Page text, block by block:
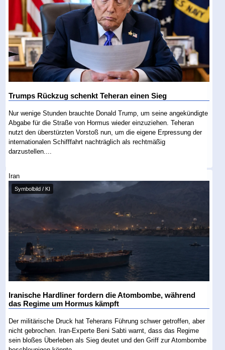
Trumps Rückzug schenkt Teheran einen Sieg
Nur wenige Stunden brauchte Donald Trump, um seine angekündigte
Abgabe für die Straße von Hormus wieder einzuziehen. Teheran
nutzt den überstürzten Vorstoß nun, um die eigene Erpressung der
internationalen Schifffahrt nachträglich als rechtmäßig
darzustellen....
Iran
Symbolbild / KI
Iranische Hardliner fordern die Atombombe, während
das Regime um Hormus kämpft
Der militärische Druck hat Teherans Führung schwer getroffen, aber
nicht gebrochen. Iran-Experte Beni Sabti warnt, dass das Regime
sein bloßes Überleben als Sieg deutet und den Griff zur Atombombe